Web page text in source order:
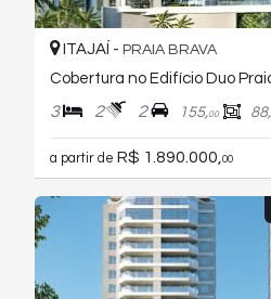
ITAJAÍ - PRAIA BRAVA
Cobertura no Edifício Duo
3 2 2 155,00 88,
a partir de R$ 1.890.000, 00